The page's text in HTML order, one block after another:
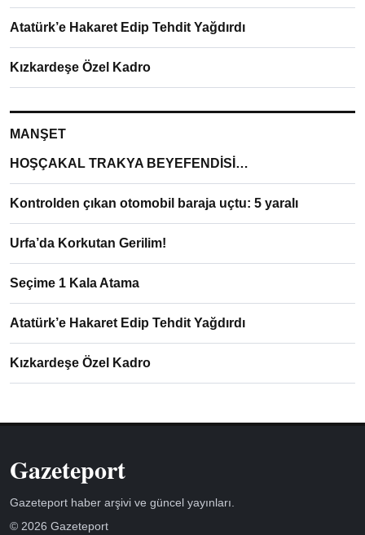
Atatürk’e Hakaret Edip Tehdit Yağdırdı
Kızkardeşe Özel Kadro
MANŞET
HOŞÇAKAL TRAKYA BEYEFENDİSİ…
Kontrolden çıkan otomobil baraja uçtu: 5 yaralı
Urfa’da Korkutan Gerilim!
Seçime 1 Kala Atama
Atatürk’e Hakaret Edip Tehdit Yağdırdı
Kızkardeşe Özel Kadro
Gazeteport
Gazeteport haber arşivi ve güncel yayınları.
© 2026 Gazeteport